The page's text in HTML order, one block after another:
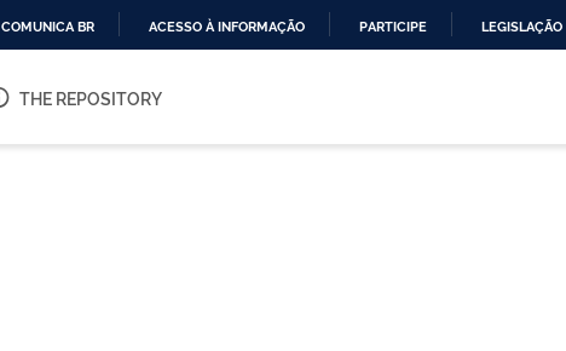
O
COMUNICA BR ACESSO À INFORMAÇÃO PARTICIPE LEGISLAÇÃO
THE REPOSITORY